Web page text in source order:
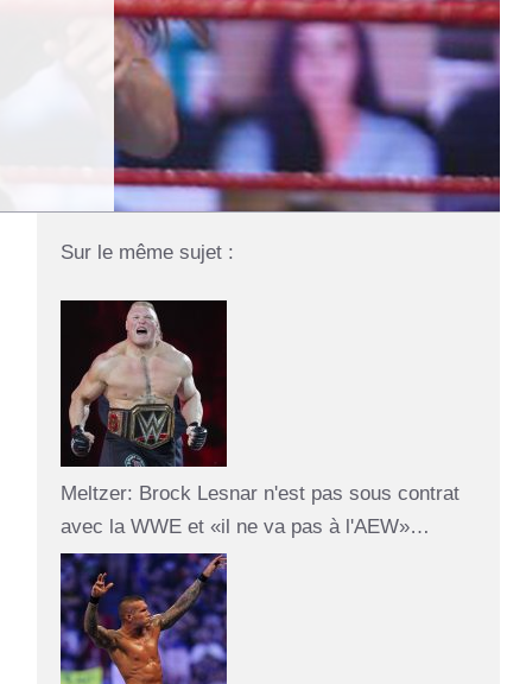
Sur le même sujet :
Meltzer: Brock Lesnar n'est pas sous contrat
avec la WWE et «il ne va pas à l'AEW»…